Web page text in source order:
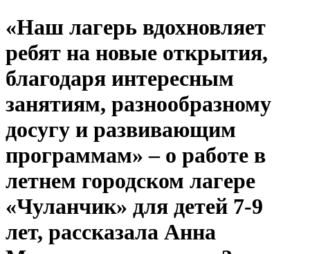
«Наш лагерь вдохновляет
ребят на новые открытия,
благодаря интересным
занятиям, разнообразному
досугу и развивающим
программам» – о работе в
летнем городском лагере
«Чуланчик» для детей 7-9
лет, рассказала Анна